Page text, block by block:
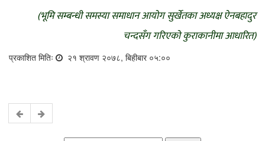
(भूमि सम्बन्धी समस्या समाधान आयोग सुर्खेतका अध्यक्ष ऐनबहादुर
चन्दसँग गरिएको कुराकानीमा आधारित)
प्रकाशित मितिः २१ श्रावण २०७८, बिहीबार ०५:००